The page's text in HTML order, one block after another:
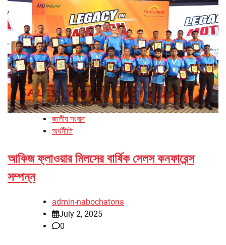
জাতীয় সংবাদ
অর্থনীতি
আকিজ ফ্লাওয়ার মিলসের বার্ষিক সেলস কনফারেন্স
সম্পন্ন
admin-nabochatona
July 2, 2025
0